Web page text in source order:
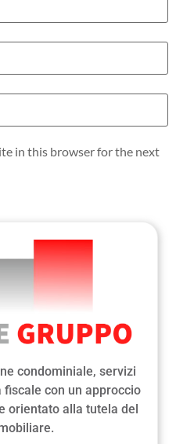
in this browser for the next
condominiale, servizi
con un approccio
orientato alla tutela del